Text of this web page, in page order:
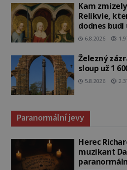
Kam
Relikvie,
dodnes budí
6.8.2026
Železný
sloup už 1
5.8.2026
Paranormální jevy
Herec
muzikant